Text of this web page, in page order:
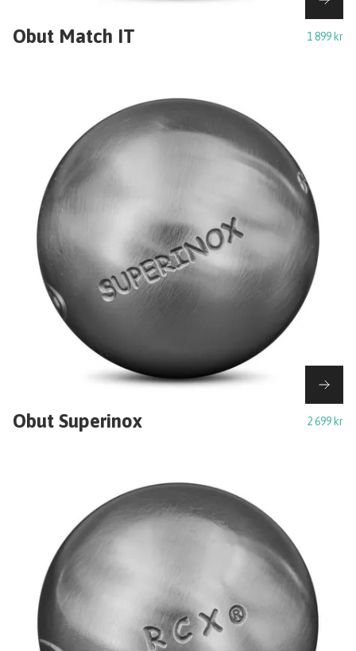
Obut Match IT 1 899 kr
Obut Superinox 2 699 kr